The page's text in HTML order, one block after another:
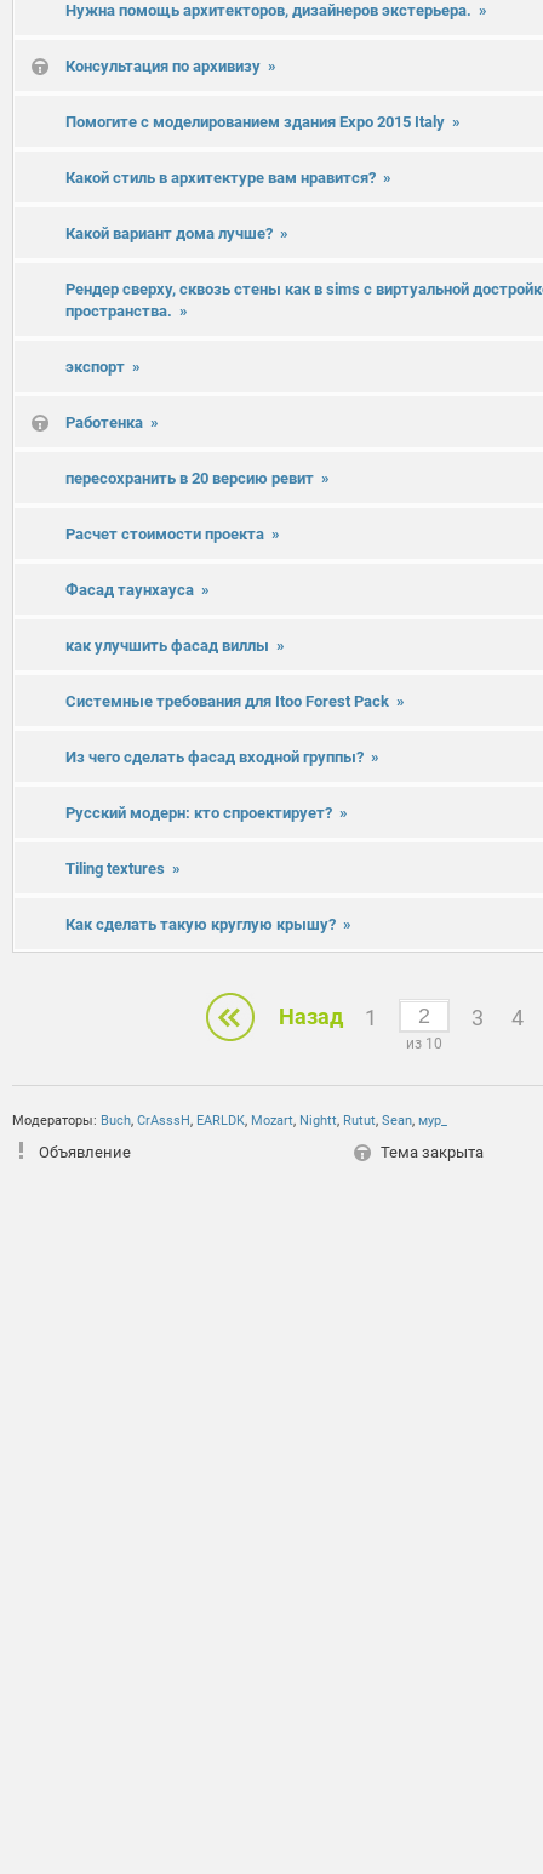
Нужна помощь архитекторов, дизайнеров экстерьера. »
Консультация по архивизу »
Помогите с моделированием здания Expo 2015 Italy »
Какой стиль в архитектуре вам нравится? »
Какой вариант дома лучше? »
Рендер сверху, сквозь стены как в sims с виртуальной
пространства. »
экспорт »
Работенка »
пересохранить в 20 версию ревит »
Расчет стоимости проекта »
Фасад таунхауса »
как улучшить фасад виллы »
Системные требования для Itoo Forest Pack »
Из чего сделать фасад входной группы? »
Русский модерн: кто спроектирует? »
Tiling textures »
Как сделать такую круглую крышу? »
Назад 1
из 10
3 4
Модераторы: Buch, CrAsssH, EARLDK, Mozart, Nightt, Rutut, Sean, мур_
Объявление Тема закрыта